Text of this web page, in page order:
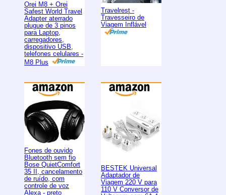
Orei M8 + Orei
Safest World Travel
Adapter aterrado
plugue de 3 pinos
para Laptop,
carregadores,
dispositivo USB,
telefones celulares -
M8 Plus
Travelrest -
Travesseiro de
Viagem Inflável
Fones de ouvido
Bluetooth sem fio
Bose QuietComfort
35 II, cancelamento
de ruído, com
controle de voz
Alexa - preto
BESTEK Universal
Adaptador de
Viagem 220 V para
110 V Conversor de